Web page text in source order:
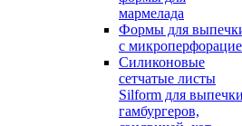
мармелада
Формы для
с
Силиконовые
сетчатые листы
Silform для выпечки
гамбургеров,